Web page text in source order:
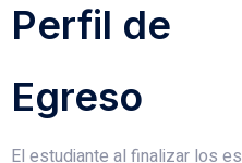
Perfil de
Egreso
El estudiante al finalizar los